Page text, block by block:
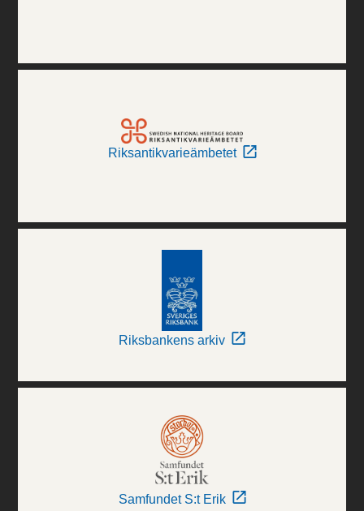
Riksantikvarieämbetet
Riksbankens arkiv
Samfundet S:t Erik